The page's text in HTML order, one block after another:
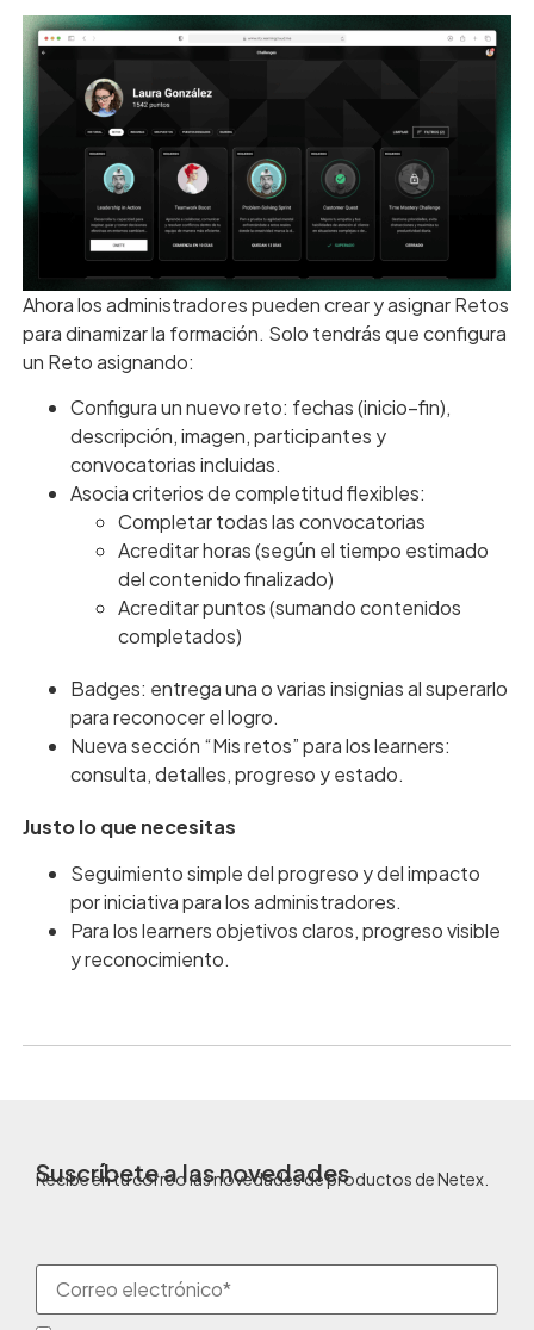
Ahora los administradores pueden crear y asignar Retos
para dinamizar la formación. Solo tendrás que configura
un Reto asignando:
Configura un nuevo reto: fechas (inicio–fin),
descripción, imagen, participantes y
convocatorias incluidas.
Asocia criterios de completitud flexibles:
Completar todas las convocatorias
Acreditar horas (según el tiempo estimado
del contenido finalizado)
Acreditar puntos (sumando contenidos
completados)
Badges: entrega una o varias insignias al superarlo
para reconocer el logro.
Nueva sección “Mis retos” para los learners:
consulta, detalles, progreso y estado.
Justo lo que necesitas
Seguimiento simple del progreso y del impacto
por iniciativa para los administradores.
Para los learners objetivos claros, progreso visible
y reconocimiento.
Suscríbete a las novedades
Recibe en tu correo las novedades de productos de Netex.